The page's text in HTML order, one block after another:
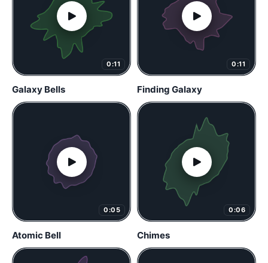
0:11
Galaxy Bells
0:11
Finding Galaxy
0:05
Atomic Bell
0:06
Chimes